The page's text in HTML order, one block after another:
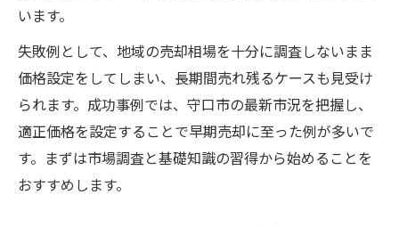
中古マンション売却、守口市での資金計画とは
中古マンション売却で資金計画を立てる重
要性
中古マンション売却後の費用や税金を事前
に把握
中古マンション売却で住宅ローン残債の整
理手順
います。
失敗例として、地域の売却相場を十分に調査しないまま
価格設定をしてしまい、長期間売れ残るケースも見受け
られます。成功事例では、守口市の最新市況を把握し、
適正価格を設定することで早期売却に至った例が多いで
す。まずは市場調査と基礎知識の習得から始めることを
おすすめします。